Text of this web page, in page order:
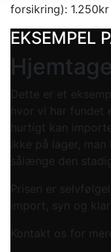
forsikring): 1.250kr
EKSEMPEL
Dette er et
hvor vi har fundet
hurtigt kan
ikke på lager,
sålænge den
Prisen er
import, syn og
Kontakt os for